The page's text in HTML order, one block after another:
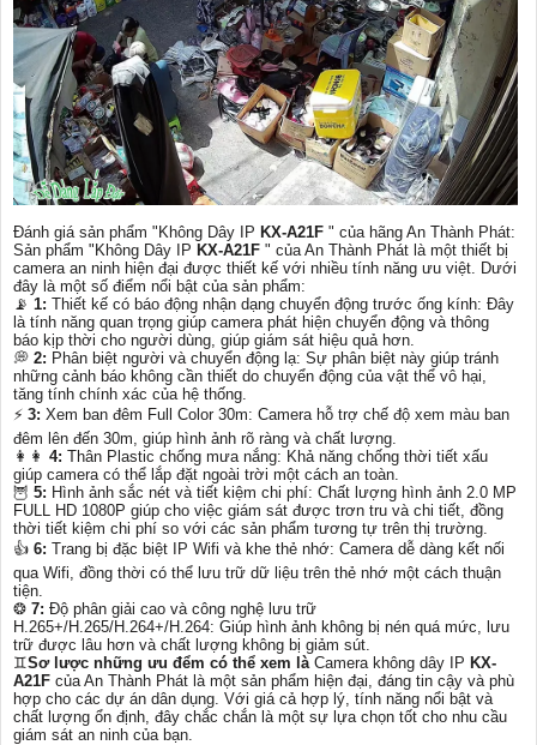
Đánh giá sản phẩm "Không Dây IP KX-A21F " của hãng An Thành Phát:
Sản phẩm "Không Dây IP KX-A21F " của An Thành Phát là một thiết bị
camera an ninh hiện đại được thiết kế với nhiều tính năng ưu việt. Dưới
đây là một số điểm nổi bật của sản phẩm:
📡 1: Thiết kế có báo động nhận dạng chuyển động trước ống kính: Đây
là tính năng quan trọng giúp camera phát hiện chuyển động và thông
báo kịp thời cho người dùng, giúp giám sát hiệu quả hơn.
️💭 2: Phân biệt người và chuyển động lạ: Sự phân biệt này giúp tránh
những cảnh báo không cần thiết do chuyển động của vật thể vô hại,
tăng tính chính xác của hệ thống.
⚡ 3: Xem ban đêm Full Color 30m: Camera hỗ trợ chế độ xem màu ban
đêm lên đến 30m, giúp hình ảnh rõ ràng và chất lượng.
️👩‍👩 4: Thân Plastic chống mưa nắng: Khả năng chống thời tiết xấu
giúp camera có thể lắp đặt ngoài trời một cách an toàn.
🦉 5: Hình ảnh sắc nét và tiết kiệm chi phí: Chất lượng hình ảnh 2.0 MP
FULL HD 1080P giúp cho việc giám sát được trơn tru và chi tiết, đồng
thời tiết kiệm chi phí so với các sản phẩm tương tự trên thị trường.
👍 6: Trang bị đặc biệt IP Wifi và khe thẻ nhớ: Camera dễ dàng kết nối
qua Wifi, đồng thời có thể lưu trữ dữ liệu trên thẻ nhớ một cách thuận
tiện.
❂ 7: Độ phân giải cao và công nghệ lưu trữ
H.265+/H.265/H.264+/H.264: Giúp hình ảnh không bị nén quá mức, lưu
trữ được lâu hơn và chất lượng không bị giảm sút.
♊Sơ lược những ưu đểm có thể xem là Camera không dây IP KX-
A21F của An Thành Phát là một sản phẩm hiện đại, đáng tin cậy và phù
hợp cho các dự án dân dụng. Với giá cả hợp lý, tính năng nổi bật và
chất lượng ổn định, đây chắc chắn là một sự lựa chọn tốt cho nhu cầu
giám sát an ninh của bạn.